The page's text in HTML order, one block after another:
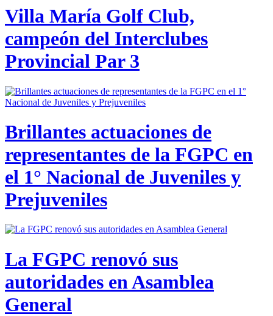
Villa María Golf Club,
campeón del Interclubes
Provincial Par 3
Brillantes actuaciones de
representantes de la FGPC en
el 1° Nacional de Juveniles y
Prejuveniles
La FGPC renovó sus
autoridades en Asamblea
General